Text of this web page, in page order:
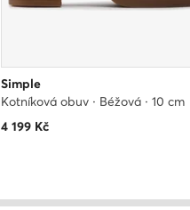
Simple
Kotníková obuv · Béžová · 10 cm
4 199Kč